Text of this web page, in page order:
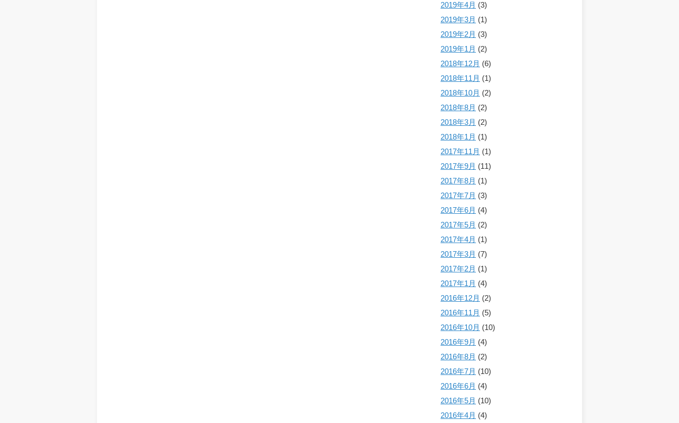
2019年4月 (3)
2019年3月 (1)
2019年2月 (3)
2019年1月 (2)
2018年12月 (6)
2018年11月 (1)
2018年10月 (2)
2018年8月 (2)
2018年3月 (2)
2018年1月 (1)
2017年11月 (1)
2017年9月 (11)
2017年8月 (1)
2017年7月 (3)
2017年6月 (4)
2017年5月 (2)
2017年4月 (1)
2017年3月 (7)
2017年2月 (1)
2017年1月 (4)
2016年12月 (2)
2016年11月 (5)
2016年10月 (10)
2016年9月 (4)
2016年8月 (2)
2016年7月 (10)
2016年6月 (4)
2016年5月 (10)
2016年4月 (4)